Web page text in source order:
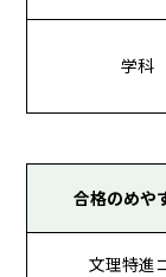
学科
合格のめや
文理特進